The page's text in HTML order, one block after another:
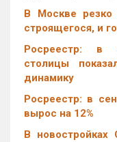
В Москве
строящегося, и
Росреестр: в
столицы
динамику
Росреестр: в
вырос на 12%
В